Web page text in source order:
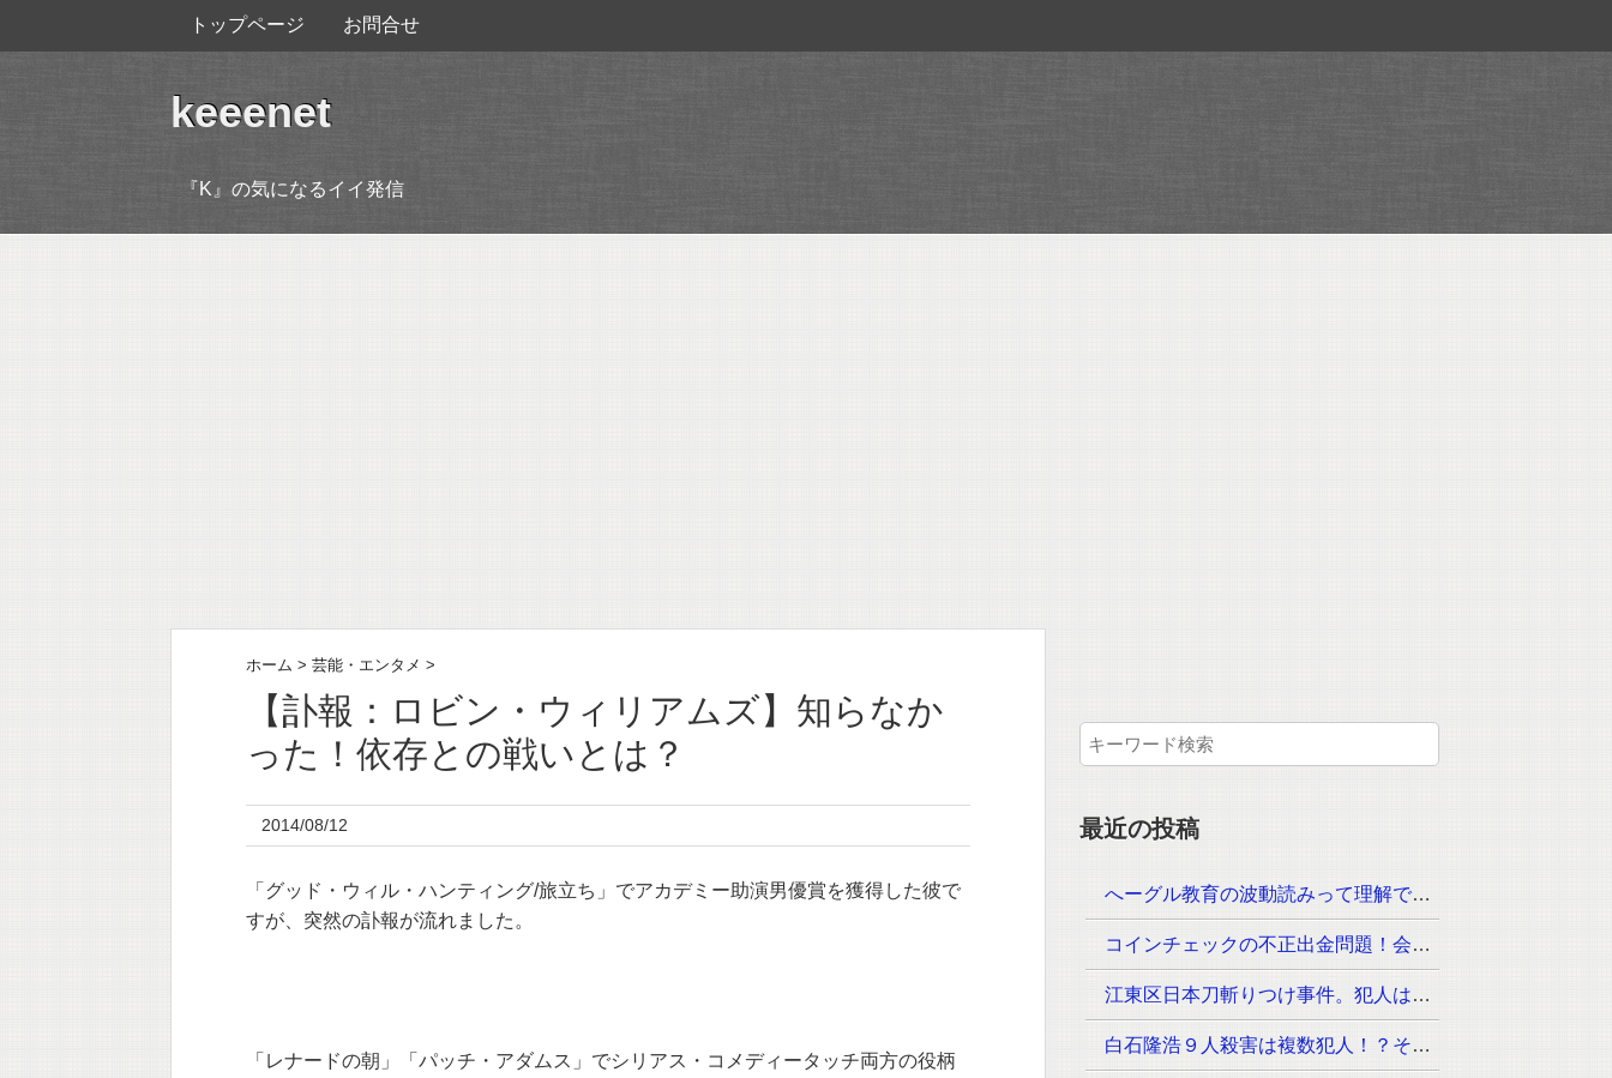
トップページ お問合せ
keeenet
『K』の気になるイイ発信
ホーム > 芸能・エンタメ >
【訃報：ロビン・ウィリアムズ】知らなか
った！依存との戦いとは？
2014/08/12
「グッド・ウィル・ハンティング/旅立ち」でアカデミー助演男優賞を獲得した彼で
すが、突然の訃報が流れました。
「レナードの朝」「パッチ・アダムス」でシリアス・コメディータッチ両方の役柄
最近の投稿
へーグル教育の波動読みって理解できるのか？月謝はいくら！？
コインチェックの不正出金問題！会見が23時30分からその内容は？
江東区日本刀斬りつけ事件。犯人は？手配されていないのは？
白石隆浩９人殺害は複数犯人！？その手口が次々と判明！なぜ事件が起きたのか？